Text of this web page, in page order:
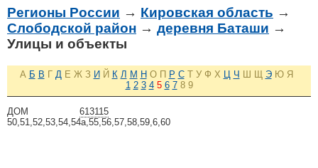
Регионы России → Кировская область →
Слободской район → деревня Баташи →
Улицы и объекты
А Б В Г Д Е Ж З И Й К Л М Н О П Р С Т У Ф Х Ц Ч Ш Щ Э Ю Я
1 2 3 4 5 6 7 8 9
613115
ДОМ
50,51,52,53,54,54а,55,56,57,58,59,6,60